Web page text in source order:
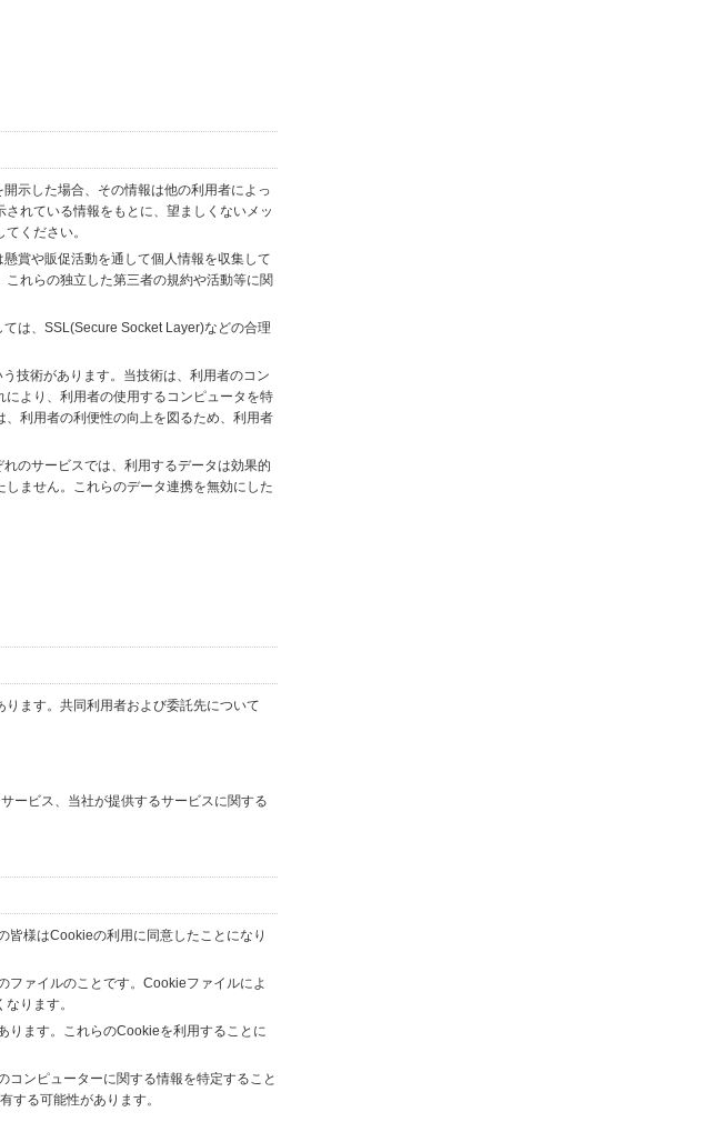
示した場合、その情報は他の利用者によっ
れている情報をもとに、望ましくないメッ
ください。
賞や販促活動を通して個人情報を収集して
れらの独立した第三者の規約や活動等に関
は、SSL(Secure Socket Layer)などの合理
技術があります。当技術は、利用者のコン
より、利用者の使用するコンピュータを特
利用者の利便性の向上を図るため、利用者
のサービスでは、利用するデータは効果的
ません。これらのデータ連携を無効にした
ます。共同利用者および委託先について
ービス、当社が提供するサービスに関する
皆様はCookieの利用に同意したことになり
ファイルのことです。Cookieファイルによ
ります。
ります。これらのCookieを利用することに
ンピューターに関する情報を特定すること
する可能性があります。